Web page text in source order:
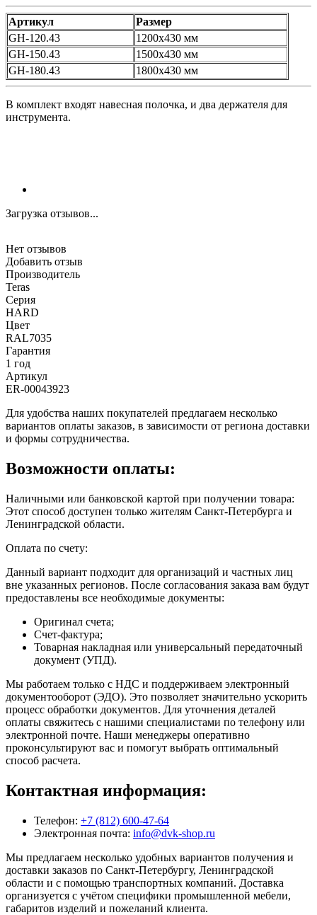
Артикул
Размер
GH-120.43
1200х430 мм
GH-150.43
1500х430 мм
GH-180.43
1800х430 мм
В комплект входят навесная полочка, и два держателя для
инструмента.
Загрузка отзывов...
Нет отзывов
Добавить отзыв
Производитель
Teras
Серия
HARD
Цвет
RAL7035
Гарантия
1 год
Артикул
ER-00043923
Для удобства наших покупателей предлагаем несколько
вариантов оплаты заказов, в зависимости от региона доставки
и формы сотрудничества.
Возможности оплаты:
Наличными или банковской картой при получении товара:
Этот способ доступен только жителям Санкт-Петербурга и
Ленинградской области.
Оплата по счету:
Данный вариант подходит для организаций и частных лиц
вне указанных регионов. После согласования заказа вам будут
предоставлены все необходимые документы:
Оригинал счета;
Счет-фактура;
Товарная накладная или универсальный передаточный
документ (УПД).
Мы работаем только с НДС и поддерживаем электронный
документооборот (ЭДО). Это позволяет значительно ускорить
процесс обработки документов. Для уточнения деталей
оплаты свяжитесь с нашими специалистами по телефону или
электронной почте. Наши менеджеры оперативно
проконсультируют вас и помогут выбрать оптимальный
способ расчета.
Контактная информация:
Телефон: +7 (812) 600-47-64
Электронная почта: info@dvk-shop.ru
Мы предлагаем несколько удобных вариантов получения и
доставки заказов по Санкт-Петербургу, Ленинградской
области и с помощью транспортных компаний. Доставка
организуется с учётом специфики промышленной мебели,
габаритов изделий и пожеланий клиента.